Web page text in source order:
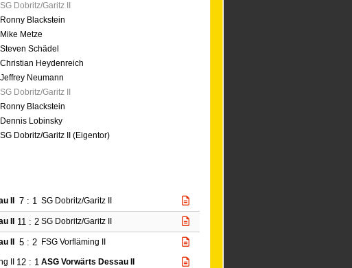
SG Dobritz/Garitz II
Ronny Blackstein
Mike Metze
Steven Schädel
Christian Heydenreich
Jeffrey Neumann
SG Dobritz/Garitz II
Ronny Blackstein
Dennis Lobinsky
SG Dobritz/Garitz II (Eigentor)
II 7 : 1 SG Dobritz/Garitz II
II 11 : 2 SG Dobritz/Garitz II
II 5 : 2 FSG Vorfläming II
II 12 : 1 ASG Vorwärts Dessau II